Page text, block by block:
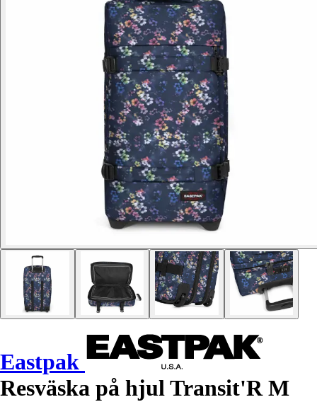
Eastpak
Resväska på hjul Transit'R M